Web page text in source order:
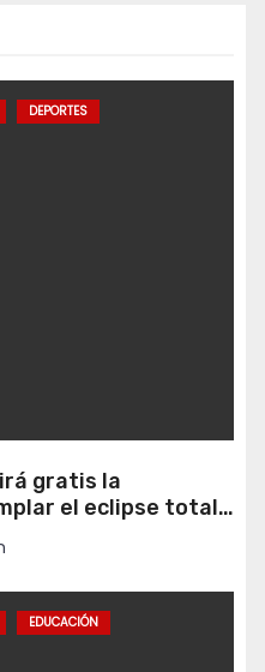
DEPORTES
gratis la
el eclipse total
EDUCACIÓN